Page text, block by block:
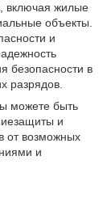
включая жилые
объекты.
и
безопасности в
разрядов.
можете быть
и
от возможных
и